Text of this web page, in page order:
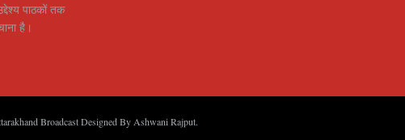
पाठकों तक
है।
Broadcast Designed By Ashwani Rajput.